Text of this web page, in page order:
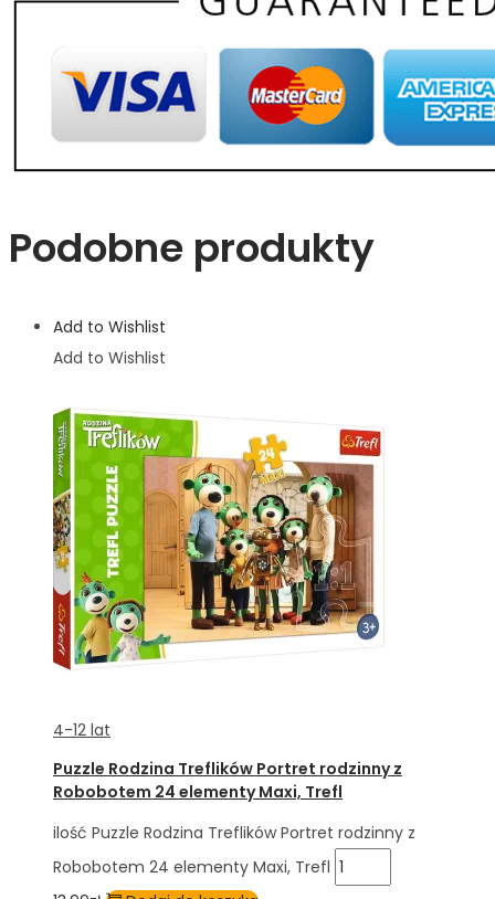
Podobne produkty
Add to Wishlist
Add to Wishlist
4-12 lat
Puzzle Rodzina Treflików Portret rodzinny z
Robobotem 24 elementy Maxi, Trefl
ilość Puzzle Rodzina Treflików Portret rodzinny z
Robobotem 24 elementy Maxi, Trefl